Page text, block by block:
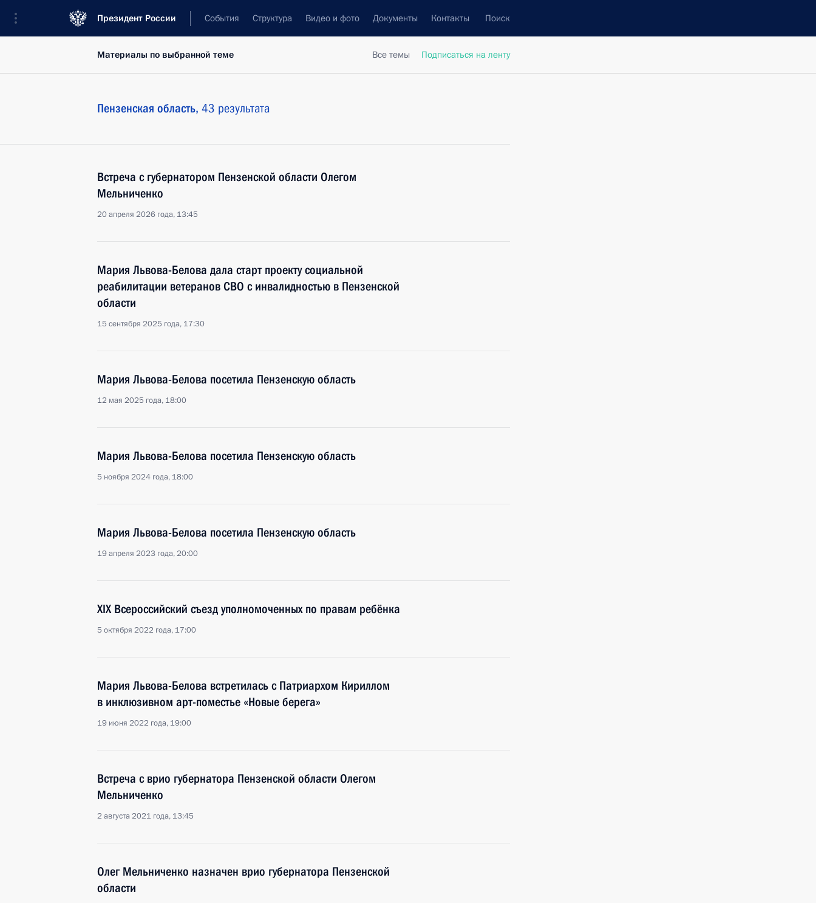
Президент России События Структура Видео и фото Документы Контакты Поиск
Все темы Подписаться на ленту
Материалы по выбранной теме
Пензенская область, 43 результата
Встреча с губернатором Пензенской области Олегом
Мельниченко
20 апреля 2026 года, 13:45
Мария Львова-Белова дала старт проекту социальной
реабилитации ветеранов СВО с инвалидностью в Пензенской
области
15 сентября 2025 года, 17:30
Мария Львова-Белова посетила Пензенскую область
12 мая 2025 года, 18:00
Мария Львова-Белова посетила Пензенскую область
5 ноября 2024 года, 18:00
Мария Львова-Белова посетила Пензенскую область
19 апреля 2023 года, 20:00
XIX Всероссийский съезд уполномоченных по правам ребёнка
5 октября 2022 года, 17:00
Мария Львова-Белова встретилась с Патриархом Кириллом
в инклюзивном арт-поместье «Новые берега»
19 июня 2022 года, 19:00
Встреча с врио губернатора Пензенской области Олегом
Мельниченко
2 августа 2021 года, 13:45
Олег Мельниченко назначен врио губернатора Пензенской
области